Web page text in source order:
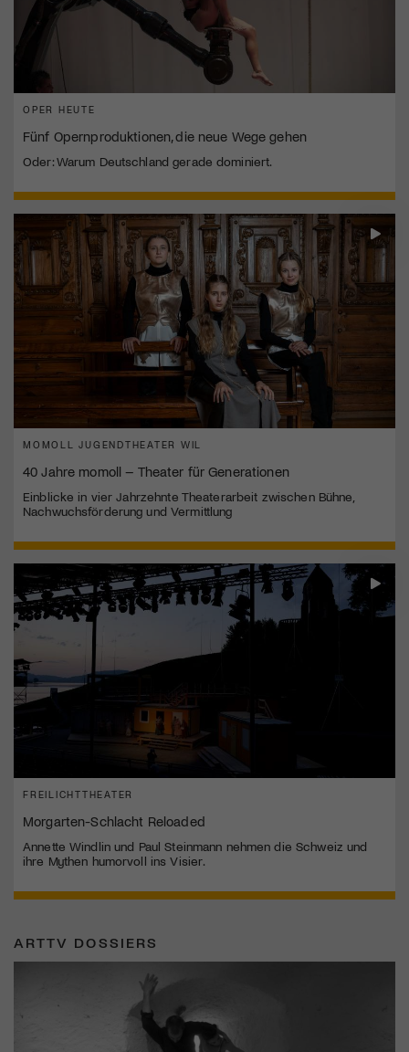
OPER HEUTE
Fünf Opernproduktionen, die neue Wege gehen
Oder: Warum Deutschland gerade dominiert.
MOMOLL JUGENDTHEATER WIL
40 Jahre momoll – Theater für Generationen
Einblicke in vier Jahrzehnte Theaterarbeit zwischen Bühne,
Nachwuchsförderung und Vermittlung
FREILICHTTHEATER
Morgarten-Schlacht Reloaded
Annette Windlin und Paul Steinmann nehmen die Schweiz und
ihre Mythen humorvoll ins Visier.
ARTTV DOSSIERS